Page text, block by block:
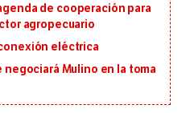
de cooperación para
agropecuario
eléctrica
Mulino en la toma